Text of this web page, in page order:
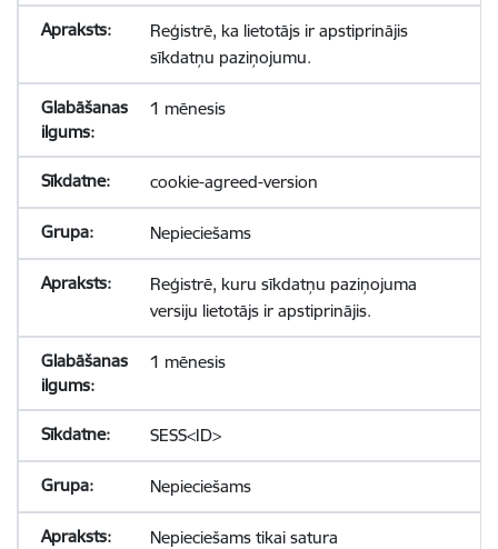
Reģistrē, ka lietotājs ir apstiprinājis
sīkdatņu paziņojumu.
1 mēnesis
cookie-agreed-version
Nepieciešams
Reģistrē, kuru sīkdatņu paziņojuma
versiju lietotājs ir apstiprinājis.
1 mēnesis
SESS<ID>
Nepieciešams
Nepieciešams tikai satura